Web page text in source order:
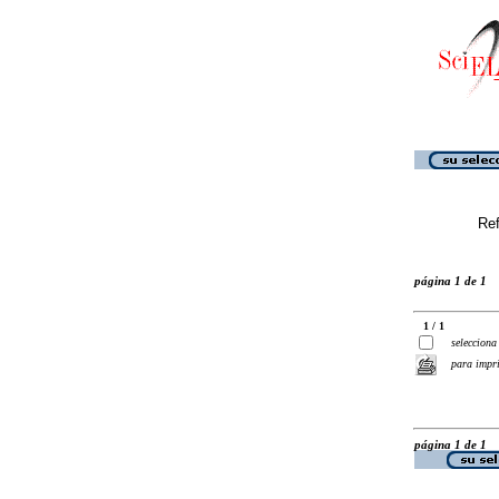
página 1 de 1
1 / 1
selecciona
para
página 1 de 1